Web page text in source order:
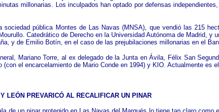
millonarias. Los inculpados han optado por defensas
pública Montes de Las Navas (MNSA), que vendió las 215
Catedrático de Derecho en la Universidad Autónoma de Madrid, y
y de Emilio Botín, en el caso de las prejubilaciones millonarias en el
Mariano Torre, al ex delegado de la Junta en Ávila, Félix San
el encarcelamiento de Mario Conde en 1994) y KIO. Actualmente es
LEÓN PREVARICÓ AL RECALIFICAR UN PINAR